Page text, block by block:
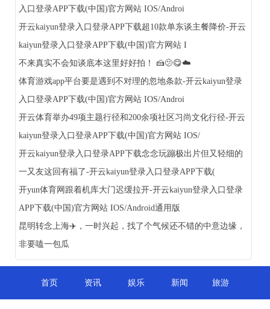
入口登录APP下载(中国)官方网站 IOS/Androi
开云kaiyun登录入口登录APP下载超10款单东谈主餐降价-开云
kaiyun登录入口登录APP下载(中国)官方网站 I
不来真实不会知谈底本这里好好拍！ 🍰🫤😋☁️
体育游戏app平台要是遇到不对理的忽地条款-开云kaiyun登录
入口登录APP下载(中国)官方网站 IOS/Androi
开云体育举办49项主题行径和200余项社区习尚文化行径-开云
kaiyun登录入口登录APP下载(中国)官方网站 IOS/
开云kaiyun登录入口登录APP下载念念玩蹦极出片但又轻细的
一又友这回有福了-开云kaiyun登录入口登录APP下载(
开yun体育网跟着机库大门迟缓拉开-开云kaiyun登录入口登录
APP下载(中国)官方网站 IOS/Android通用版
昆明转念上海✈️，一时兴起，找了个气候还不错的中意边缘，
非要嗑一包瓜
首页 资讯 娱乐 新闻 旅游